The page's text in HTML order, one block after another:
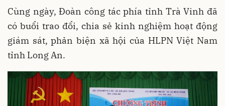
Cùng ngày, Đoàn công tác phía tỉnh Trà Vinh đã
có buổi trao đổi, chia sẻ kinh nghiệm hoạt động
giám sát, phản biện xã hội của HLPN Việt Nam
tỉnh Long An.